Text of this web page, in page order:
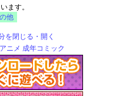
ます。
他
を閉じる・開く